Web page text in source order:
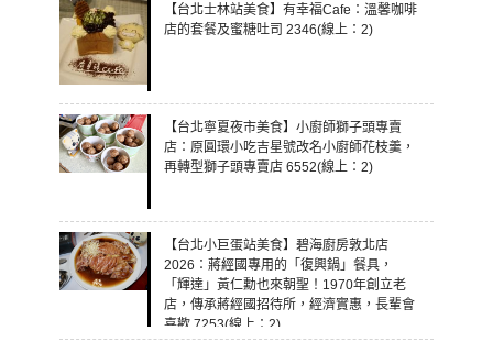
【台北士林站美食】有幸福Cafe：溫馨咖啡
店的套餐及蜜糖吐司 2346(線上：2)
【台北寧夏夜市美食】小廚師獅子頭專賣
店：原圓環小吃吉星號改名小廚師花枝羹，
再轉型獅子頭專賣店 6552(線上：2)
【台北小巨蛋站美食】碧海廚房敦北店
2026：蔣經國專用的「復興鍋」餐具，
「輝達」黃仁勳也來朝聖！1970年創立老
店，傳承蔣經國招待所，經濟實惠，長輩會
喜歡 7253(線上：2)